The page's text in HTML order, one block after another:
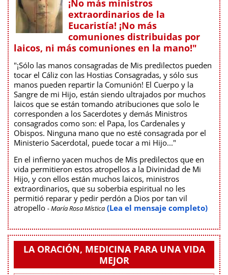
¡No más ministros
extraordinarios de la
Eucaristía! ¡No más
comuniones distribuidas por
laicos, ni más comuniones en la mano!"
"¡Sólo las manos consagradas de Mis predilectos pueden
tocar el Cáliz con las Hostias Consagradas, y sólo sus
manos pueden repartir la Comunión! El Cuerpo y la
Sangre de mi Hijo, están siendo ultrajados por muchos
laicos que se están tomando atribuciones que solo le
corresponden a los Sacerdotes y demás Ministros
consagrados como son: el Papa, los Cardenales y
Obispos. Ninguna mano que no esté consagrada por el
Ministerio Sacerdotal, puede tocar a mi Hijo..."
En el infierno yacen muchos de Mis predilectos que en
vida permitieron estos atropellos a la Divinidad de Mi
Hijo, y con ellos están muchos laicos, ministros
extraordinarios, que su soberbia espiritual no les
permitió reparar y pedir perdón a Dios por tan vil
atropello - María Rosa Mística (Lea el mensaje completo)
LA ORACIÓN, MEDICINA PARA UNA VIDA
MEJOR